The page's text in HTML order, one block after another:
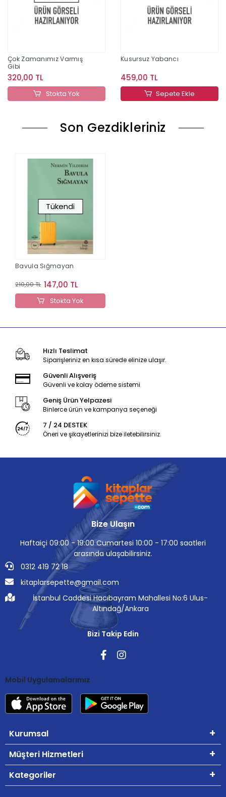
Çok Zamanımız Varmış
Gibi
320,00 TL
Stokta Yok
Kusursuz Yabancı
459,00 TL
Sepete Ekle
Son Gezdikleriniz
Tükendi
Bavula Sığmayan
210,00 TL 147,00 TL
Stokta Yok
Hızlı Teslimat
Siparişleriniz en kısa sürede elinize ulaşır.
Güvenli Alışveriş
Güvenli ve kolay ödeme sistemi
Geniş Ürün Yelpazesi
Binlerce ürün ve kampanya seçeneği
7 / 24 DESTEK
Öneri ve şikayetlerinizi bize iletebilirsiniz.
Bize Ulaşın
Haftaiçi 09:00 - 19:00 Cumartesi 10:00 - 17:00 saatleri
arasında ulaşabilirsiniz.
0312 419 72 18
kitaplarsepette@gmail.com
İstanbul Caddesi Hacıbayram Mahallesi No:6 Ulus-
Altındağ/Ankara
Bizi Takip Edin
Mobil Uygulamalarımız
Kurumsal
Müşteri Hizmetleri
Kategoriler